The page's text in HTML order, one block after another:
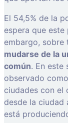
El 54,5% de la
espera que
embargo, sobre
mudarse de la
común. En este
observado
ciudades con el
desde la ciudad
está